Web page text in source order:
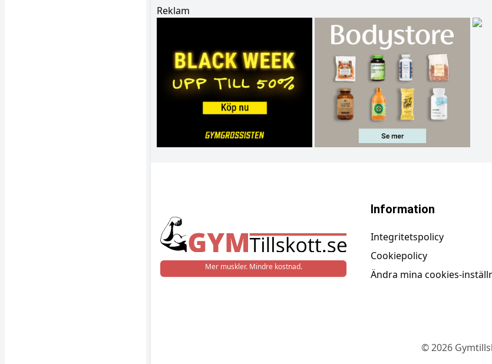
Reklam
Mer muskler. Mindre kostnad.
Information
Integritetspolicy
Cookiepolicy
Ändra mina cookies-
©2026